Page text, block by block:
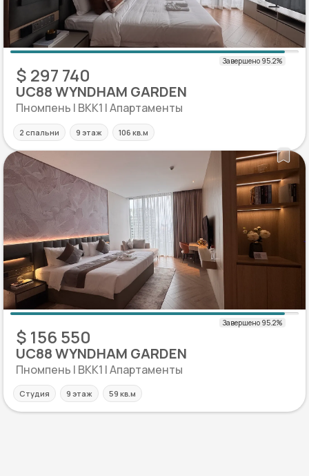
$ 297 740
UC88 WYNDHAM GARDEN
Пномпень | BKK1 | Апартаменты
2 спальни 9 этаж 106 кв.м
$ 156 550
UC88 WYNDHAM GARDEN
Пномпень | BKK1 | Апартаменты
Студия 9 этаж 59 кв.м